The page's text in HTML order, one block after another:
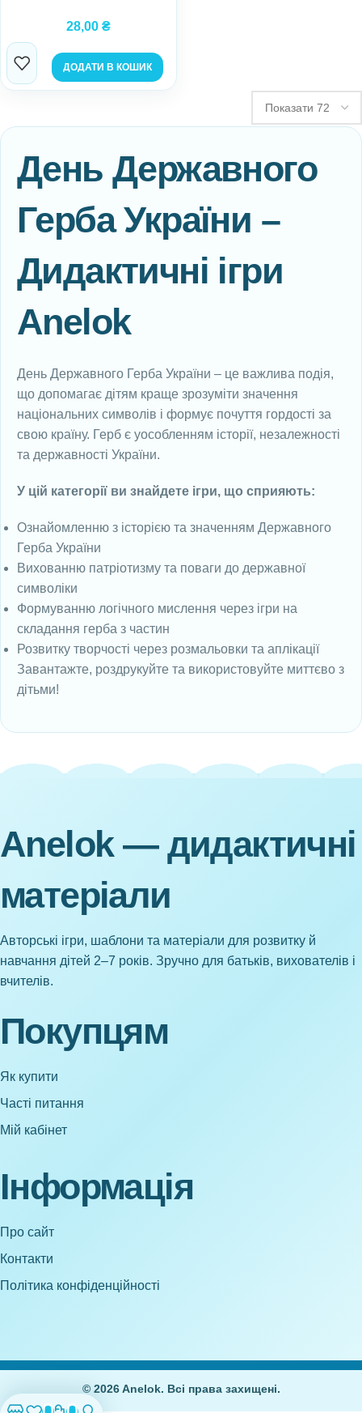
28,00 ₴
ДОДАТИ В КОШИК
День Державного
Герба України –
Дидактичні ігри
Anelok
День Державного Герба України – це важлива подія,
що допомагає дітям краще зрозуміти значення
національних символів і формує почуття гордості за
свою країну. Герб є уособленням історії, незалежності
та державності України.
У цій категорії ви знайдете ігри, що сприяють:
Ознайомленню з історією та значенням Державного
Герба України
Вихованню патріотизму та поваги до державної
символіки
Формуванню логічного мислення через ігри на
складання герба з частин
Розвитку творчості через розмальовки та аплікації
Завантажте, роздрукуйте та використовуйте миттєво з
дітьми!
Anelok — дидактичні
матеріали
Авторські ігри, шаблони та матеріали для розвитку й
навчання дітей 2–7 років. Зручно для батьків, вихователів і
вчителів.
Покупцям
Як купити
Часті питання
Мій кабінет
Інформація
Про сайт
Контакти
Політика конфіденційності
© 2026 Anelok. Всі права захищені.